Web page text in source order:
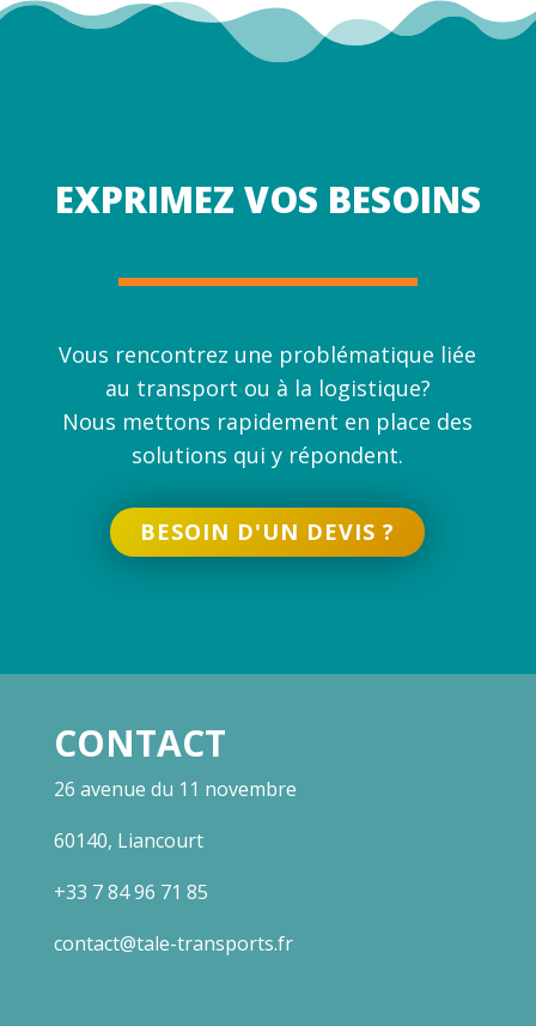
EXPRIMEZ VOS BESOINS
Vous rencontrez une problématique liée
au transport ou à la logistique?
Nous mettons rapidement en place des
solutions qui y répondent.
BESOIN D'UN DEVIS ?
CONTACT
26 avenue du 11 novembre
60140, Liancourt
+33 7 84 96 71 85
contact@tale-transports.fr